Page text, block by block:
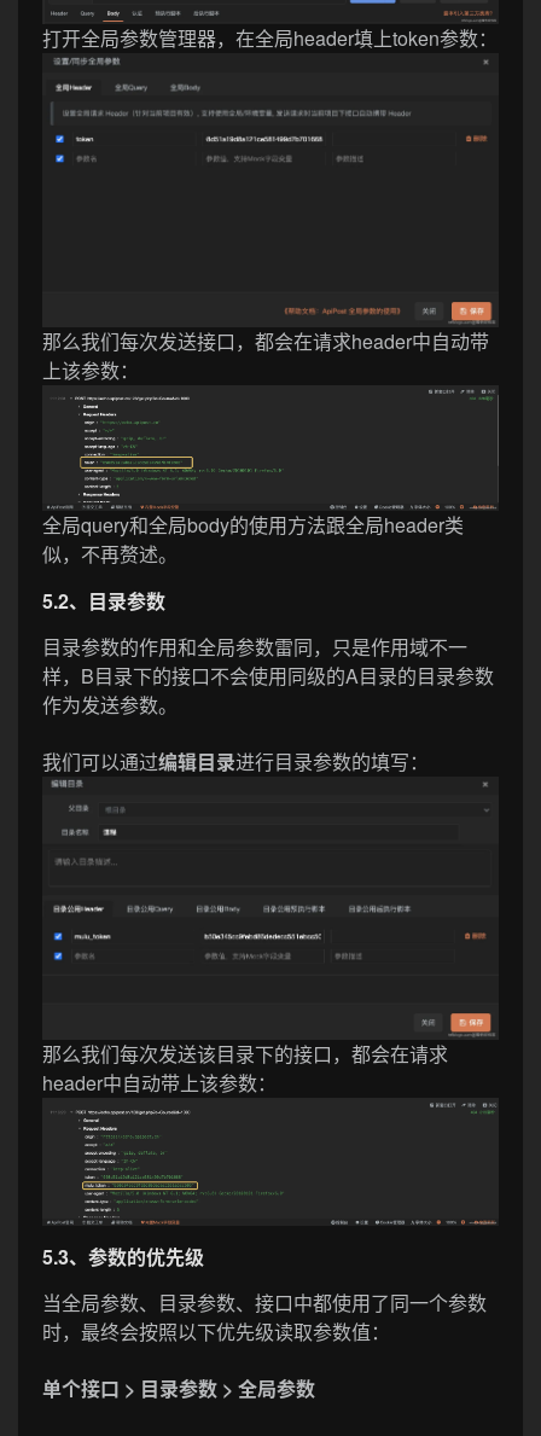
打开全局参数管理器，在全局header填上token参数：
那么我们每次发送接口，都会在请求header中自动带
上该参数：
全局query和全局body的使用方法跟全局header类
似，不再赘述。
5.2、目录参数
目录参数的作用和全局参数雷同，只是作用域不一
样，B目录下的接口不会使用同级的A目录的目录参数
作为发送参数。
我们可以通过编辑目录进行目录参数的填写：
那么我们每次发送该目录下的接口，都会在请求
header中自动带上该参数：
5.3、参数的优先级
当全局参数、目录参数、接口中都使用了同一个参数
时，最终会按照以下优先级读取参数值：
单个接口 > 目录参数 > 全局参数